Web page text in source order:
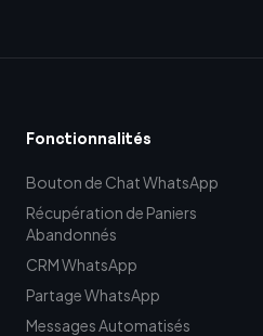
Fonctionnalités
Bouton de Chat WhatsApp
Récupération de Paniers
Abandonnés
CRM WhatsApp
Partage WhatsApp
Messages Automatisés